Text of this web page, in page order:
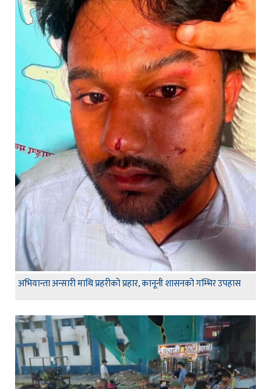
अभियान्ता अन्सारी माथि प्रहरीको प्रहार, कानूनी शासनको गम्भिर उपहास